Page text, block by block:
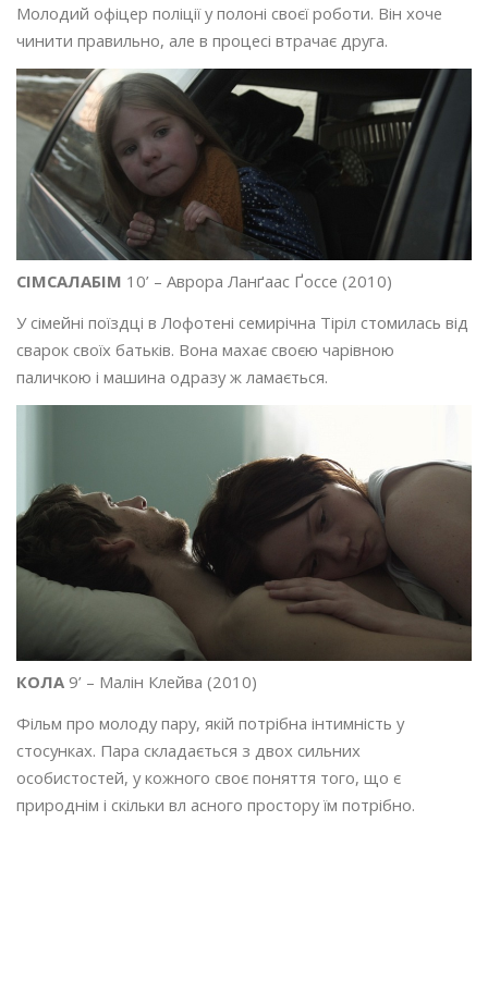
Молодий офіцер поліції у полоні своєї роботи. Він хоче
чинити правильно, але в процесі втрачає друга.
СІМСАЛАБІМ 10’ – Аврора Ланґаас Ґоссе (2010)
У сімейні поїздці в Лофотені семирічна Тіріл стомилась від
сварок своїх батьків. Вона махає своєю чарівною
паличкою і машина одразу ж ламається.
КОЛА 9’ – Малін Клейва (2010)
Фільм про молоду пару, якій потрібна інтимність у
стосунках. Пара складається з двох сильних
особистостей, у кожного своє поняття того, що є
природнім і скільки вл асного простору їм потрібно.